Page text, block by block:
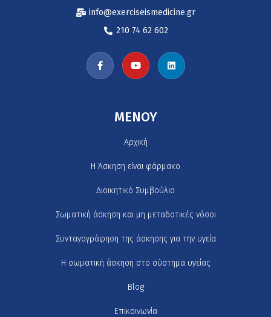
info@exerciseismedicine.gr
210 74 62 602
MENOY
Αρχική
H Άσκηση είναι φάρμακο
Διοικητικό Συμβούλιο
Σωματική άσκηση και μη μεταδοτικές νόσοι
Συνταγογράφηση της άσκησης για την υγεία
Η σωματική άσκηση στο σύστημα υγείας
Blog
Επικοινωνία